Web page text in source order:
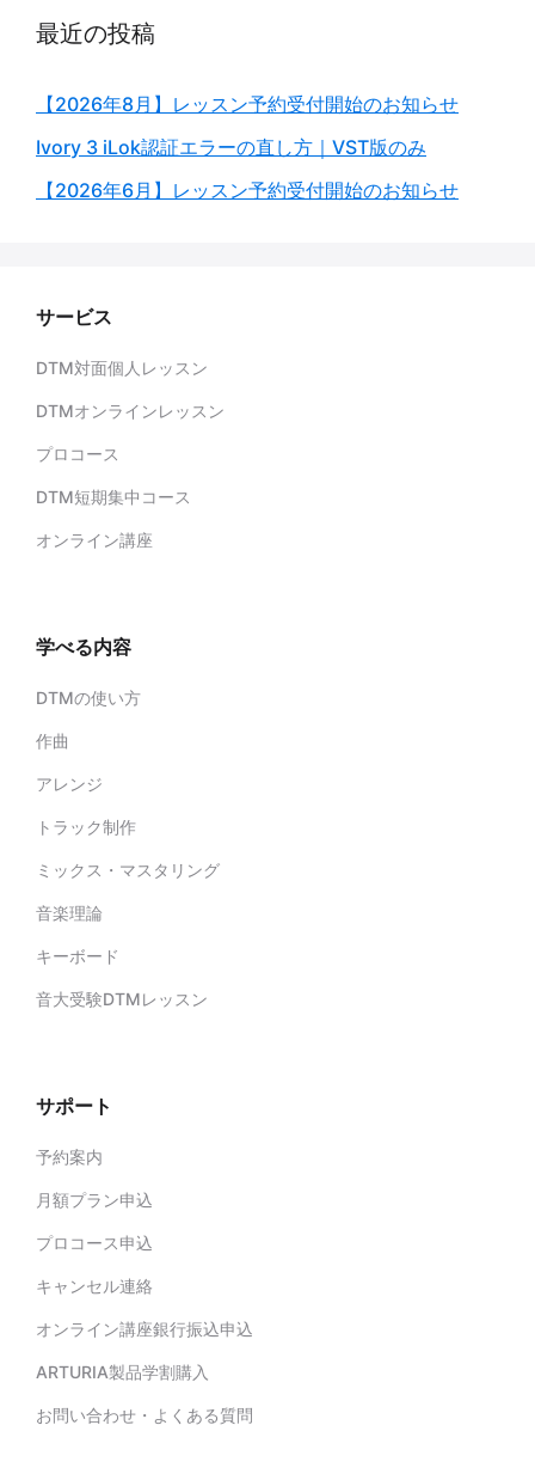
最近の投稿
【2026年8月】レッスン予約受付開始のお知らせ
Ivory 3 iLok認証エラーの直し方｜VST版のみ
【2026年6月】レッスン予約受付開始のお知らせ
サービス
DTM対面個人レッスン
DTMオンラインレッスン
プロコース
DTM短期集中コース
オンライン講座
学べる内容
DTMの使い方
作曲
アレンジ
トラック制作
ミックス・マスタリング
音楽理論
キーボード
音大受験DTMレッスン
サポート
予約案内
月額プラン申込
プロコース申込
キャンセル連絡
オンライン講座銀行振込申込
ARTURIA製品学割購入
お問い合わせ・よくある質問